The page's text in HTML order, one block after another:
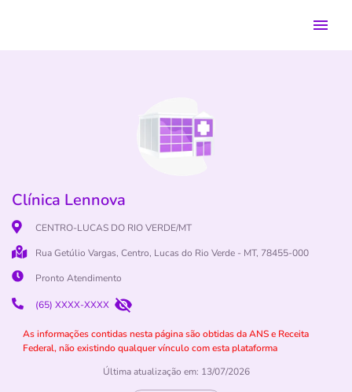
Clínica Lennova
CENTRO-LUCAS DO RIO VERDE/MT
Rua Getúlio Vargas, Centro, Lucas do Rio Verde - MT, 78455-000
Pronto Atendimento
(65) XXXX-XXXX
As informações contidas nesta página são obtidas da ANS e Receita
Federal, não existindo qualquer vínculo com esta plataforma
Última atualização em: 13/07/2026